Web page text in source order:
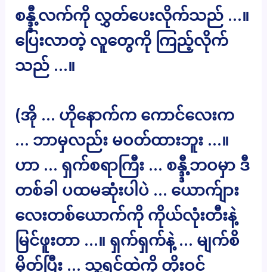
စန္ဒ္ဒီ့လက်ကို လွှတ်ပေးလိုက်သည် …။
ပြေးလာတဲ့ လူတွေကို ကြည့်လိုက်
သည် …။
(အို … ဟိုနောက်က ကောင်လေးက
… ဘာမှလည်း မဝတ်ထားဘူး …။
ဟာ … ရှက်စရာကြီး … စန္ဒ္ဒီ့ဘဝမှာ ဒီ
တစ်ခါ ပထမဆုံးပါပဲ … ယောက်ျား
လေးတစ်ယောက်ကို ကိုယ်လုံးတီးနဲ့
မြင်ဖူးတာ …။ ရှက်ရှက်နဲ့ … မျက်စိ
မှိတ်ပြီး … သူ့ရင်ထဲကို တိုးဝင်